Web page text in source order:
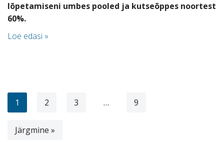
lõpetamiseni umbes pooled ja kutseõppes noortest
60%.
Loe edasi »
1 2 3 … 9
Järgmine »